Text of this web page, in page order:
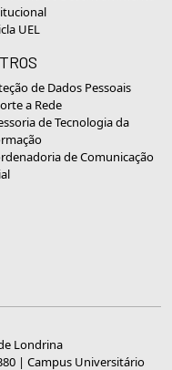
UEL
de Dados Pessoais
a Rede
de Tecnologia da
de Comunicação
Londrina
| Campus Universitário